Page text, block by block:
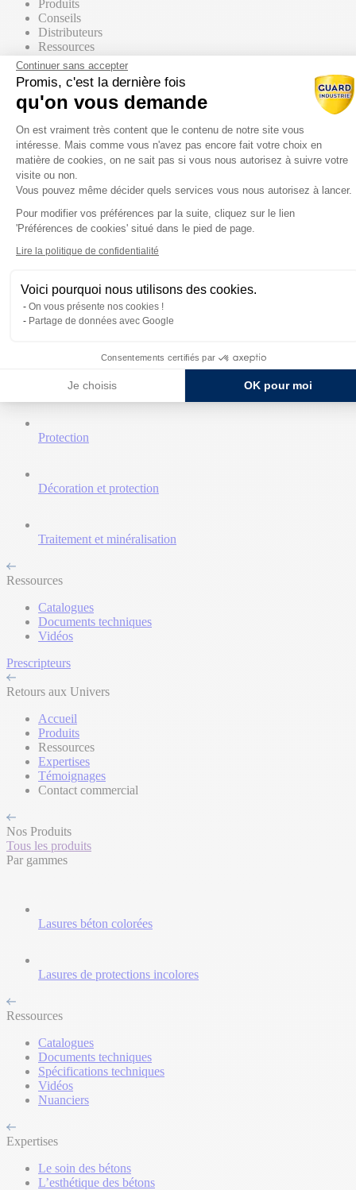
Produits
Conseils
Distributeurs
Ressources
Contact commercial
Nos Produits
Tous les produits
Par supports
Mur / Façade
Toiture
Par gammes
Nettoyant et décapant
Protection
Décoration et protection
Traitement et minéralisation
Ressources
Catalogues
Documents techniques
Vidéos
Prescripteurs
Retours aux Univers
Accueil
Produits
Ressources
Expertises
Témoignages
Contact commercial
Nos Produits
Tous les produits
Par gammes
Lasures béton colorées
Lasures de protections incolores
Ressources
Catalogues
Documents techniques
Spécifications techniques
Vidéos
Nuanciers
Expertises
Le soin des bétons
L’esthétique des bétons
Continuer sans accepter
Promis, c'est la dernière fois
qu'on vous demande
Plateforme de Gestion du
On est vraiment très content que le contenu de notre site vous
intéresse. Mais comme vous n'avez pas encore fait votre choix en
matière de cookies, on ne sait pas si vous nous autorisez à suivre votre
visite ou non.
Vous pouvez même décider quels services vous nous autorisez à lancer.
Pour modifier vos préférences par la suite, cliquez sur le lien
'Préférences de cookies' situé dans le pied de page.
Lire la politique de confidentialité
Voici pourquoi nous utilisons des cookies.
On vous présente nos cookies !
Partage de données avec Google
Consentements certifiés par
Je choisis OK pour moi
Axeptio consent